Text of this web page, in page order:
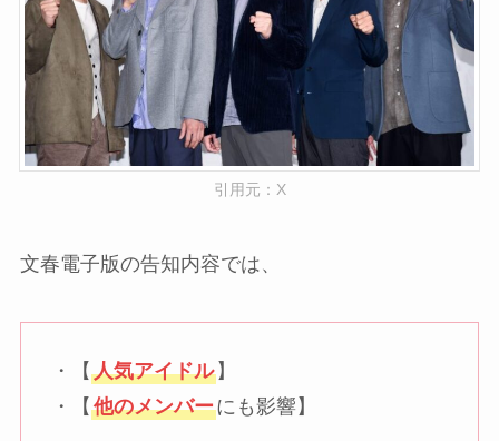
引用元：X
文春電子版の告知内容では、
・【 人気アイドル】
・【 他のメンバーにも影響】